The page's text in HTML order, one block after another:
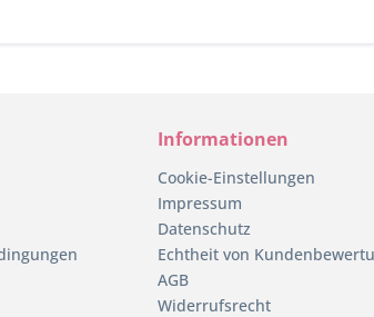
Informationen
Cookie-Einstellungen
Impressum
Datenschutz
Echtheit von
AGB
Widerrufsrecht